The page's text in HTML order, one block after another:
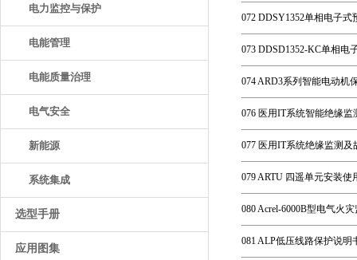
电力监控与保护
电能管理
电能质量治理
电气安全
新能源
系统集成
选型手册
应用图集
072 DDSY1352单相电子式
073 DDSD1352-KC单相电
074 ARD3系列智能电动机
076 医用IT系统智能绝缘
077 医用IT系统绝缘监测
079 ARTU 四遥单元安装使
080 Acrel-6000B型电气火
081 ALP低压线路保护说明